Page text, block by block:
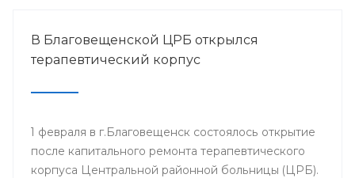
В Благовещенской ЦРБ открылся
терапевтический корпус
1 февраля в г.Благовещенск состоялось открытие
после капитального ремонта терапевтического
корпуса Центральной районной больницы (ЦРБ).